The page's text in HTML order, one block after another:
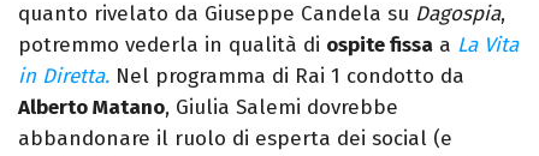
quanto rivelato da Giuseppe Candela su Dagospia,
potremmo vederla in qualità di ospite fissa a La Vita
in Diretta. Nel programma di Rai 1 condotto da
Alberto Matano, Giulia Salemi dovrebbe
abbandonare il ruolo di esperta dei social (e